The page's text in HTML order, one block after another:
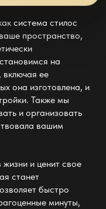
система стилос
пространство,
на
включая ее
она изготовлена, и
Также мы
и организовать
вашим
и ценит свое
станет
быстро
минуты,